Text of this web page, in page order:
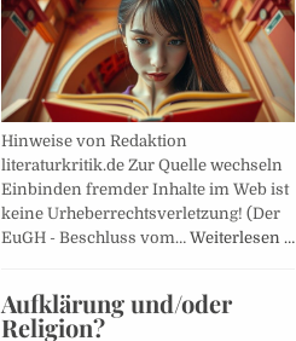
Hinweise von Redaktion
literaturkritik.de Zur Quelle wechseln
Einbinden fremder Inhalte im Web ist
keine Urheberrechtsverletzung! (Der
EuGH - Beschluss vom… Weiterlesen …
Aufklärung und/oder
Religion?